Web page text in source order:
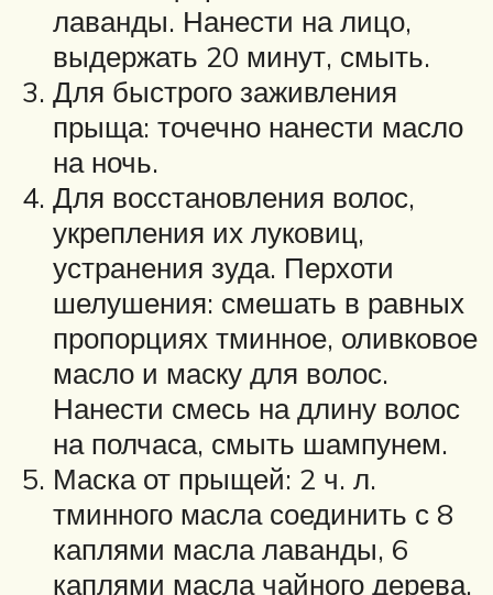
лаванды. Нанести на лицо,
выдержать 20 минут, смыть.
Для быстрого заживления
прыща: точечно нанести масло
на ночь.
Для восстановления волос,
укрепления их луковиц,
устранения зуда. Перхоти
шелушения: смешать в равных
пропорциях тминное, оливковое
масло и маску для волос.
Нанести смесь на длину волос
на полчаса, смыть шампунем.
Маска от прыщей: 2 ч. л.
тминного масла соединить с 8
каплями масла лаванды, 6
каплями масла чайного дерева.